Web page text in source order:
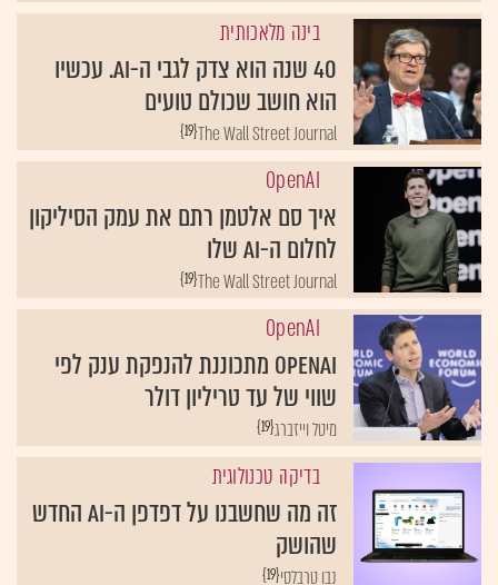
בינה מלאכותית
40 שנה הוא צדק לגבי ה-AI. עכשיו
הוא חושב שכולם טועים
{19}The Wall Street Journal
OpenAI
איך סם אלטמן רתם את עמק הסיליקון
לחלום ה-AI שלו
{19}The Wall Street Journal
OpenAI
OpenAI מתכוננת להנפקת ענק לפי
שווי של עד טריליון דולר
{19}מיטל וייזברג
בדיקה טכנולוגית
זה מה שחשבנו על דפדפן ה-AI החדש
שהושק
{19}נבו טרבלסי